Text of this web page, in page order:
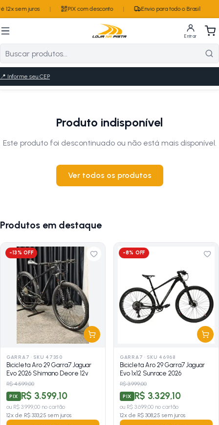
sem juros PIX com desconto Envio para todo o Brasil
Entrar
📍 Informe seu CEP
Produto indisponível
Este produto foi descontinuado ou não está mais disponível.
Ver todos os produtos
Produtos em destaque
-13% OFF
GARRA7 · SKU 47350
Bicicleta Aro 29 Garra7 Jaguar
Evo 2026 Shimano Deore 12v
R$ 4.599,00
PIX R$ 3.599,10
ou R$ 3.999,00 no cartão
12x de R$ 333,25 sem juros
-8% OFF
GARRA7 · SKU 46968
Bicicleta Aro 29 Garra7 Jaguar
Evo 1x12 Sunrace 2026
R$ 3.999,00
PIX R$ 3.329,10
ou R$ 3.699,00 no cartão
12x de R$ 308,25 sem juros